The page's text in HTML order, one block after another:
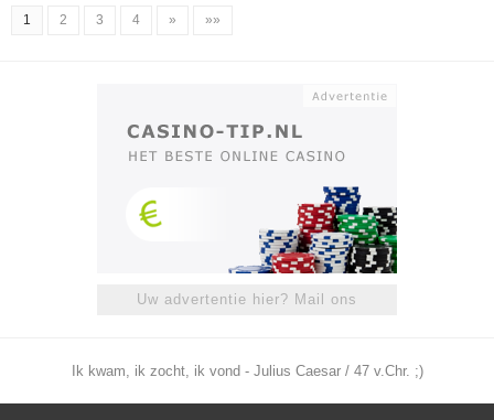
1 2 3 4 » »»
Uw advertentie hier? Mail ons
Ik kwam, ik zocht, ik vond - Julius Caesar / 47 v.Chr. ;)